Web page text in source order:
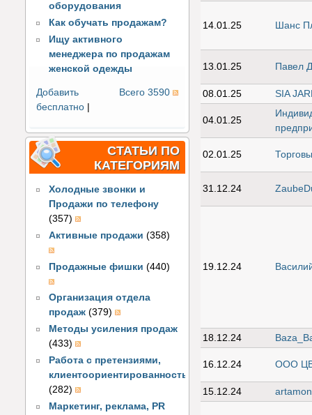
оборудования
Как обучать продажам?
Ищу активного
менеджера по продажам
женской одежды
Всего 3590
Добавить
бесплатно |
СТАТЬИ ПО
КАТЕГОРИЯМ
Холодные звонки и
Продажи по телефону
(357)
Активные продажи (358)
Продажные фишки (440)
Организация отдела
продаж (379)
Методы усиления продаж
(433)
Работа с претензиями,
клиентоориентированность
(282)
Маркетинг, реклама, PR
14.01.25 Шанс
13.01.25 Павел
08.01.25 SIA
04.01.25
02.01.25
31.12.24
19.12.24
18.12.24
16.12.24 ООО
15.12.24